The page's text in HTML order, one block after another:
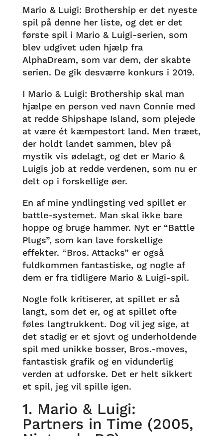
Mario & Luigi: Brothership er det nyeste
spil på denne her liste, og det er det
første spil i Mario & Luigi-serien, som
blev udgivet uden hjælp fra
AlphaDream, som var dem, der skabte
serien. De gik desværre konkurs i 2019.
I Mario & Luigi: Brothership skal man
hjælpe en person ved navn Connie med
at redde Shipshape Island, som plejede
at være ét kæmpestort land. Men træet,
der holdt landet sammen, blev på
mystik vis ødelagt, og det er Mario &
Luigis job at redde verdenen, som nu er
delt op i forskellige øer.
En af mine yndlingsting ved spillet er
battle-systemet. Man skal ikke bare
hoppe og bruge hammer. Nyt er “Battle
Plugs”, som kan lave forskellige
effekter. “Bros. Attacks” er også
fuldkommen fantastiske, og nogle af
dem er fra tidligere Mario & Luigi-spil.
Nogle folk kritiserer, at spillet er så
langt, som det er, og at spillet ofte
føles langtrukkent. Dog vil jeg sige, at
det stadig er et sjovt og underholdende
spil med unikke bosser, Bros.-moves,
fantastisk grafik og en vidunderlig
verden at udforske. Det er helt sikkert
et spil, jeg vil spille igen.
1. Mario & Luigi:
Partners in Time (2005,